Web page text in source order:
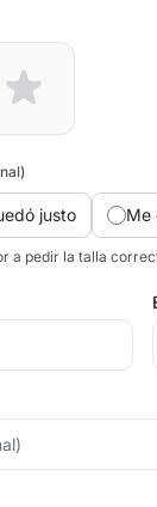
justo Me
a pedir la talla